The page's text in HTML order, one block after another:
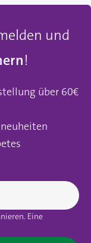
und
!
über 60€
Eine